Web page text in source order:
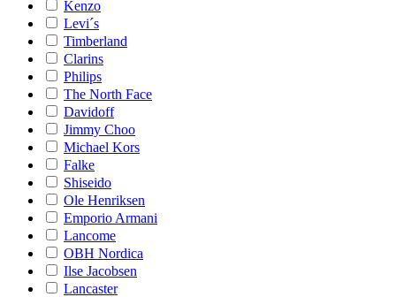
Kenzo
Levi´s
Timberland
Clarins
Philips
The North Face
Davidoff
Jimmy Choo
Michael Kors
Falke
Shiseido
Ole Henriksen
Emporio Armani
Lancome
OBH Nordica
Ilse Jacobsen
Lancaster